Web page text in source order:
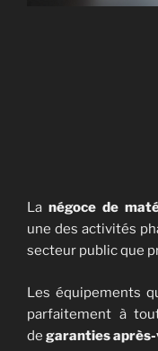
Lanégoce de
une des activités
secteur public que
Les équipements
parfaitement à
de garanties